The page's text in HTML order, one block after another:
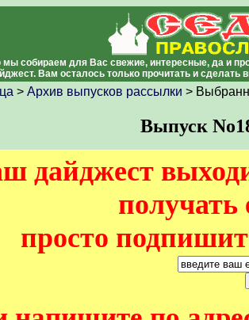
собираем для Вас свежие, интересные, да и
Вам осталось только прочитать и
> Архив выпусков рассылки >
Выпуск
дайджест
просто